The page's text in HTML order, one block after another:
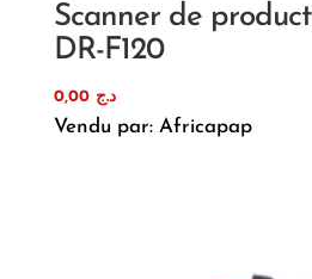
Scanner de
DR-F120
د.ج 0,00
Vendu par: Africapap